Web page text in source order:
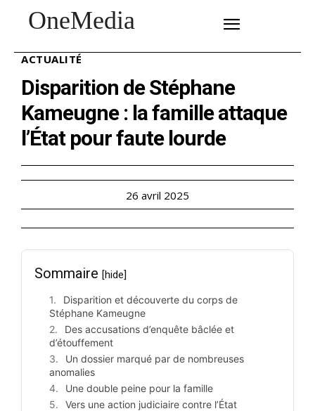
OneMedia
ACTUALITÉ
Disparition de Stéphane
Kameugne : la famille attaque
l’État pour faute lourde
26 avril 2025
Sommaire [hide]
Disparition et découverte du corps de
Stéphane Kameugne
Des accusations d’enquête bâclée et
d’étouffement
Un dossier marqué par de nombreuses
anomalies
Une double peine pour la famille
Vers une action judiciaire contre l’État